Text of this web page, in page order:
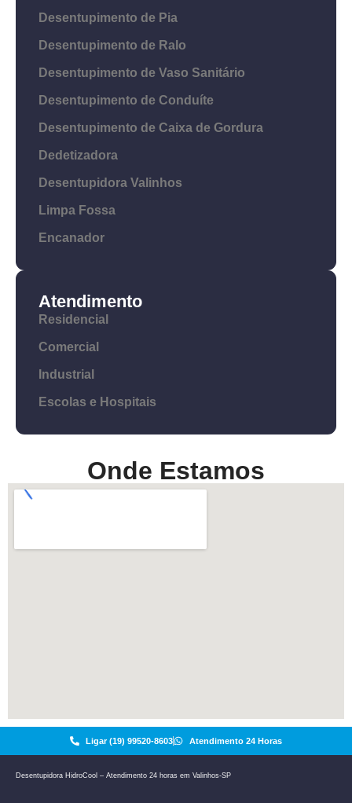
Desentupimento de Pia
Desentupimento de Ralo
Desentupimento de Vaso Sanitário
Desentupimento de Conduíte
Desentupimento de Caixa de Gordura
Dedetizadora
Desentupidora Valinhos
Limpa Fossa
Encanador
Atendimento
Residencial
Comercial
Industrial
Escolas e Hospitais
Onde Estamos
Ligar (19) 99520-8603 Atendimento 24 Horas
Desentupidora HidroCool – Atendimento 24 horas em Valinhos-SP